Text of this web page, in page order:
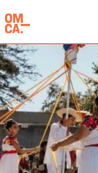
到
内
容
加州奥克兰博物馆(OMCA)